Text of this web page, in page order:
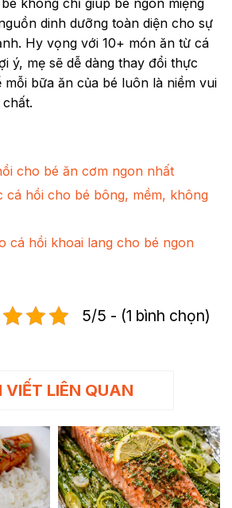
không chỉ giúp bé ngon miệng
dinh dưỡng toàn diện cho sự
Hy vọng với 10+ món ăn từ cá
ý, mẹ sẽ dễ dàng thay đổi thực
bữa ăn của bé luôn là niềm vui
cho bé ăn cơm ngon nhất
cá hồi cho bé bông, mềm, không
cá hồi khoai lang cho bé ngon
5/5 - (1 bình chọn)
VIẾT LIÊN QUAN